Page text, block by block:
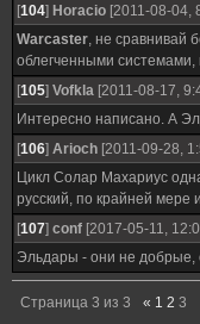
[104] Horacio [2011-08-04,
Warcaster, не сравнивай
облегченными
[105] Vofkla [2011-08-17,
Интересно написано. А
[106] Arioch [2011-09-28,
Цикл Солар Махариус
русский, по крайней мере
[107] conf [2017-05-11,
Эльдары - они не добрые,
Страница 3 из 3 « 1 2 3